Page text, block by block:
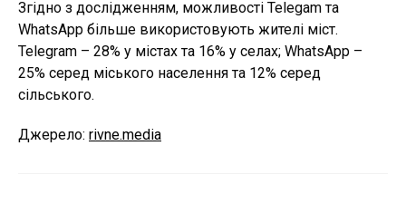
Згідно з дослідженням, можливості Telegam та
WhatsApp більше використовують жителі міст.
Telegram – 28% у містах та 16% у селах; WhatsApp –
25% серед міського населення та 12% серед
сільського.
Джерело: rivne.media